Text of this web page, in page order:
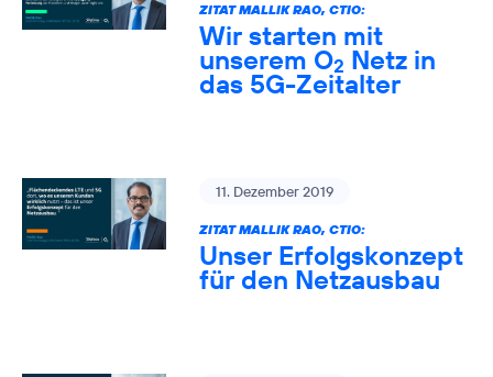
ZITAT MALLIK RAO, CTIO:
Wir starten mit
unserem O2 Netz in
das 5G-Zeitalter
11. Dezember 2019
ZITAT MALLIK RAO, CTIO:
Unser Erfolgskonzept
für den Netzausbau